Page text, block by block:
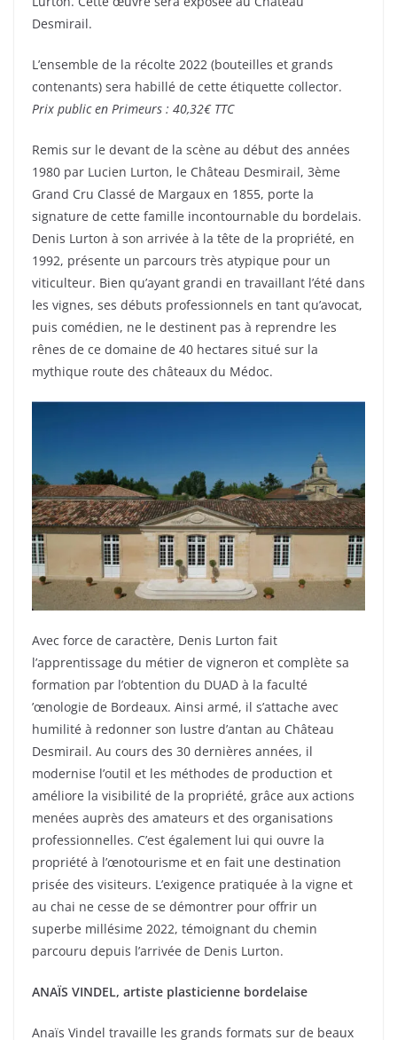
Desmirail.
L’ensemble de la récolte 2022 (bouteilles et grands
contenants) sera habillé de cette étiquette collector.
Prix public en Primeurs : 40,32€ TTC
Remis sur le devant de la scène au début des années
1980 par Lucien Lurton, le Château Desmirail, 3ème
Grand Cru Classé de Margaux en 1855, porte la
signature de cette famille incontournable du bordelais.
Denis Lurton à son arrivée à la tête de la propriété, en
1992, présente un parcours très atypique pour un
viticulteur. Bien qu’ayant grandi en travaillant l’été dans
les vignes, ses débuts professionnels en tant qu’avocat,
puis comédien, ne le destinent pas à reprendre les
rênes de ce domaine de 40 hectares situé sur la
mythique route des châteaux du Médoc.
Avec force de caractère, Denis Lurton fait
l’apprentissage du métier de vigneron et complète sa
formation par l’obtention du DUAD à la faculté
’œnologie de Bordeaux. Ainsi armé, il s’attache avec
humilité à redonner son lustre d’antan au Château
Desmirail. Au cours des 30 dernières années, il
modernise l’outil et les méthodes de production et
améliore la visibilité de la propriété, grâce aux actions
menées auprès des amateurs et des organisations
professionnelles. C’est également lui qui ouvre la
propriété à l’œnotourisme et en fait une destination
prisée des visiteurs. L’exigence pratiquée à la vigne et
au chai ne cesse de se démontrer pour offrir un
superbe millésime 2022, témoignant du chemin
parcouru depuis l’arrivée de Denis Lurton.
ANAÏS VINDEL, artiste plasticienne bordelaise
Anaïs Vindel travaille les grands formats sur de beaux